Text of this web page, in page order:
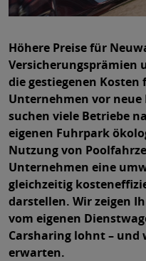
Höhere Preise für
Versicherungsprämien
die gestiegenen
Unternehmen vor
suchen viele Betriebe
eigenen Fuhrpark
Nutzung von
Unternehmen eine
gleichzeitig
darstellen. Wir zeigen
vom eigenen
Carsharing lohnt – und
erwarten.